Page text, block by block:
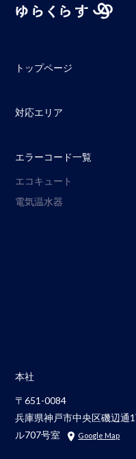
トップページ
対応エリア
エラーコード一覧
エコキュート
電気温水器
本社
〒651-0084
兵庫県神戸市中央区磯辺通
ル707号室
Google Map